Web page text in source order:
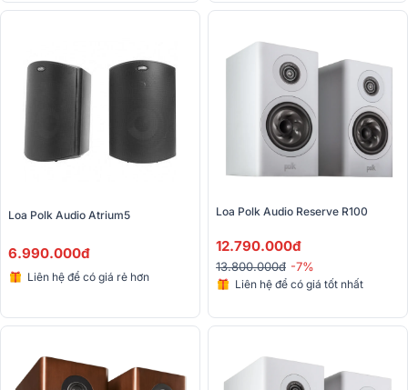
Loa Polk Audio Atrium5
6.990.000đ
Liên hệ để có giá rẻ hơn
Loa Polk Audio Reserve R100
12.790.000đ
13.800.000đ -7%
Liên hệ để có giá tốt nhất